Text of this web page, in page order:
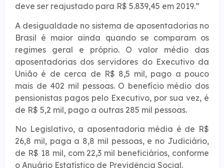
deve ser reajustado para R$ 5.839,45 em 2019.”
A desigualdade no sistema de aposentadorias no
Brasil é maior ainda quando se comparam os
regimes geral e próprio. O valor médio das
aposentadorias dos servidores do Executivo da
União é de cerca de R$ 8,5 mil, pago a pouco
mais de 402 mil pessoas. O benefício médio dos
pensionistas pagos pelo Executivo, por sua vez, é
de R$ 5,2 mil, pago a outras 285 mil pessoas.
No Legislativo, a aposentadoria média é de R$
26,8 mil, paga a 8,8 mil pessoas, e no Judiciário,
de R$ 18 mil, com 22,3 mil beneficiários, conforme
o Anuário Estatístico de Previdência Social.